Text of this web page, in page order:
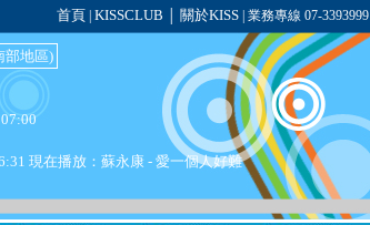
首頁 KISSCLUB 關於KISS| 業務專線 07-3393999
部地區)
現在播放： 蘇永康- 愛一個人好難